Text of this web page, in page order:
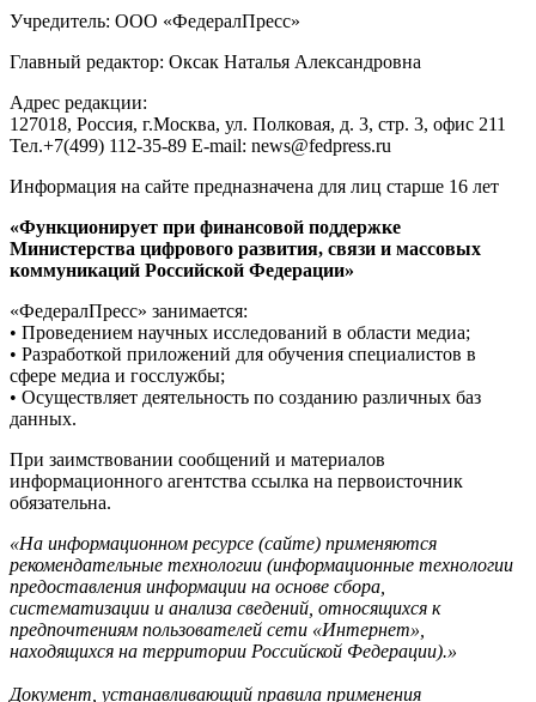
Учредитель: ООО «ФедералПресс»
Главный редактор: Оксак Наталья Александровна
Адрес редакции:
127018, Россия, г.Москва, ул. Полковая, д. 3, стр. 3, офис 211
Тел.+7(499) 112-35-89 E-mail: news@fedpress.ru
Информация на сайте предназначена для лиц старше 16 лет
«Функционирует при финансовой поддержке
Министерства цифрового развития, связи и массовых
коммуникаций Российской Федерации»
«ФедералПресс» занимается:
• Проведением научных исследований в области медиа;
• Разработкой приложений для обучения специалистов в
сфере медиа и госслужбы;
• Осуществляет деятельность по созданию различных баз
данных.
При заимствовании сообщений и материалов
информационного агентства ссылка на первоисточник
обязательна.
«На информационном ресурсе (сайте) применяются
рекомендательные технологии (информационные технологии
предоставления информации на основе сбора,
систематизации и анализа сведений, относящихся к
предпочтениям пользователей сети «Интернет»,
находящихся на территории Российской Федерации).»
Документ, устанавливающий правила применения